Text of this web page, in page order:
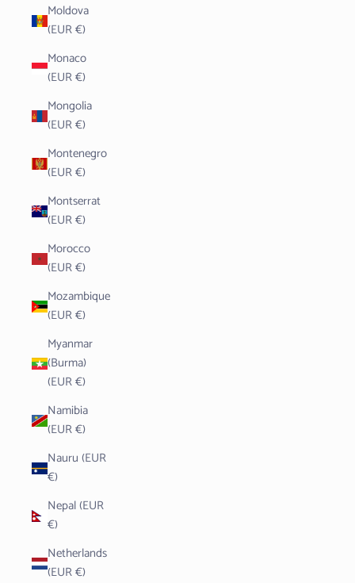
Moldova
(EUR €)
Monaco
(EUR €)
Mongolia
(EUR €)
Montenegro
(EUR €)
Montserrat
(EUR €)
Morocco
(EUR €)
Mozambique
(EUR €)
Myanmar
(Burma)
(EUR €)
Namibia
(EUR €)
Nauru (EUR
€)
Nepal (EUR
€)
Netherlands
(EUR €)